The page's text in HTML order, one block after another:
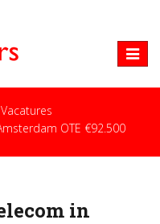
Toggle
OTE €92.500
in